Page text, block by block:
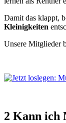
Damit das klappt,
Kleinigkeiten
Unsere Mitglieder
2 Kann ich